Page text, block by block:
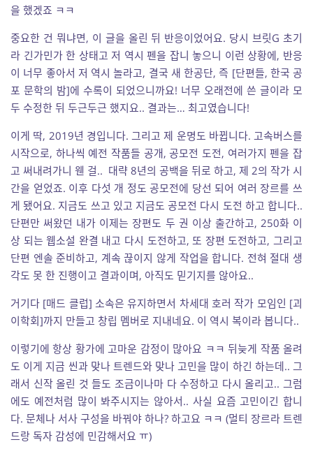
을 했겠죠 ㅋㅋ
중요한 건 뭐냐면, 이 글을 올린 뒤 반응이었어요. 당시 브릿G 초기
라 긴가민가 한 상태고 저 역시 펜을 잡니 놓으니 이런 상황에, 반응
이 너무 좋아서 저 역시 놀라고, 결국 새 한공단, 즉 [단편들, 한국 공
포 문학의 밤]에 수록이 되었으니까요! 너무 오래전에 쓴 글이라 모
두 수정한 뒤 두근두근 했지요.. 결과는… 최고였습니다!
이게 딱, 2019년 경입니다. 그리고 제 운명도 바뀝니다. 고속버스를
시작으로, 하나씩 예전 작품들 공개, 공모전 도전, 여러가지 펜을 잡
고 써내려가니 웬 걸.. 대략 8년의 공백을 뒤로 하고, 제 2의 작가 시
간을 얻었죠. 이후 다섯 개 정도 공모전에 당선 되어 여러 장르를 쓰
게 됐어요. 지금도 쓰고 있고 지금도 공모전 다시 도전 하고 합니다..
단편만 써왔던 내가 이제는 장편도 두 권 이상 출간하고, 250화 이
상 되는 웹소설 완결 내고 다시 도전하고, 또 장편 도전하고, 그리고
단편 엔솔 준비하고, 계속 끊이지 않게 작업을 합니다. 전혀 절대 생
각도 못 한 진행이고 결과이며, 아직도 믿기지를 않아요..
거기다 [매드 클럽] 소속은 유지하면서 차세대 호러 작가 모임인 [괴
이학회]까지 만들고 창립 멤버로 지내네요. 이 역시 복이라 봅니다..
이렇기에 항상 황가에 고마운 감정이 많아요 ㅋㅋ 뒤늦게 작품 올려
도 이게 지금 씬과 맞나 트렌드와 맞나 고민을 많이 하긴 하는데.. 그
래서 신작 올린 것 들도 조금이나마 다 수정하고 다시 올리고.. 그럼
에도 예전처럼 많이 봐주시지는 않아서.. 사실 요즘 고민이긴 합니
다. 문체나 서사 구성을 바꿔야 하나? 하고요 ㅋㅋ (멀티 장르라 트렌
드랑 독자 감성에 민감해서요 ㅠ)